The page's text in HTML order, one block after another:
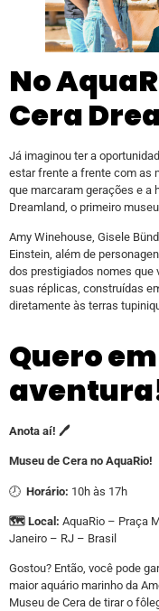
No
Cera
Já imaginou ter a
estar frente a frente com as
que marcaram gerações e a
Dreamland, o primeiro
Amy Winehouse, Gisele
Einstein, além de
dos prestigiados nomes que
suas réplicas, construídas
diretamente às terras
Quero
Anota aí! 🖊️
Museu de Cera no AquaRio!
🕗 Horário: 10h às 17h
🗺️ Local: AquaRio – Praça
Janeiro – RJ – Brasil
Gostou? Então, você pode
maior aquário marinho da
Museu de Cera de tirar o